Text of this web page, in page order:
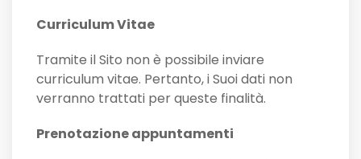
Curriculum Vitae
Tramite il Sito non è possibile inviare
curriculum vitae. Pertanto, i Suoi dati non
verranno trattati per queste finalità.
Prenotazione appuntamenti